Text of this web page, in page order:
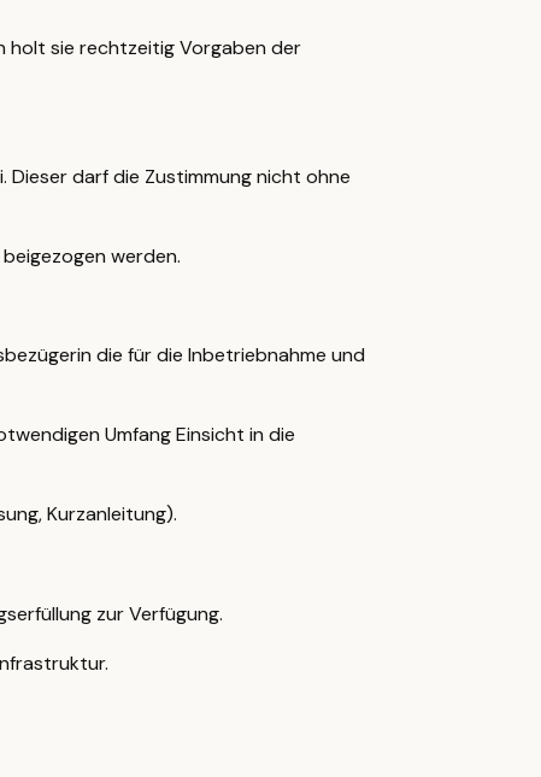
holt sie rechtzeitig Vorgaben der
darf die Zustimmung nicht ohne
werden.
die für die Inbetriebnahme und
Umfang Einsicht in die
Kurzanleitung).
zur Verfügung.